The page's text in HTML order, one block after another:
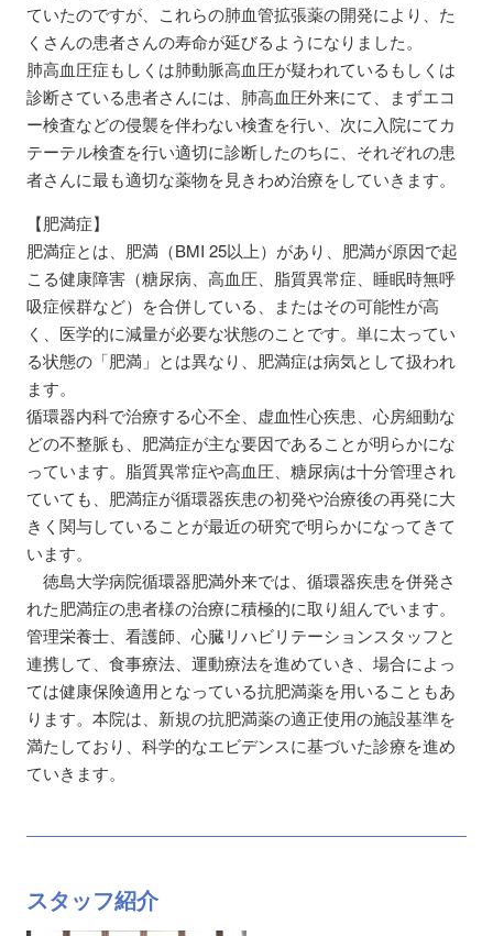
ていたのですが、これらの肺血管拡張薬の開発により、た
くさんの患者さんの寿命が延びるようになりました。
肺高血圧症もしくは肺動脈高血圧が疑われているもしくは
診断さている患者さんには、肺高血圧外来にて、まずエコ
ー検査などの侵襲を伴わない検査を行い、次に入院にてカ
テーテル検査を行い適切に診断したのちに、それぞれの患
者さんに最も適切な薬物を見きわめ治療をしていきます。
【肥満症】
肥満症とは、肥満（BMI 25以上）があり、肥満が原因で起
こる健康障害（糖尿病、高血圧、脂質異常症、睡眠時無呼
吸症候群など）を合併している、またはその可能性が高
く、医学的に減量が必要な状態のことです。単に太ってい
る状態の「肥満」とは異なり、肥満症は病気として扱われ
ます。
循環器内科で治療する心不全、虚血性心疾患、心房細動な
どの不整脈も、肥満症が主な要因であることが明らかにな
っています。脂質異常症や高血圧、糖尿病は十分管理され
ていても、肥満症が循環器疾患の初発や治療後の再発に大
きく関与していることが最近の研究で明らかになってきて
います。
徳島大学病院循環器肥満外来では、循環器疾患を併発さ
れた肥満症の患者様の治療に積極的に取り組んでいます。
管理栄養士、看護師、心臓リハビリテーションスタッフと
連携して、食事療法、運動療法を進めていき、場合によっ
ては健康保険適用となっている抗肥満薬を用いることもあ
ります。本院は、新規の抗肥満薬の適正使用の施設基準を
満たしており、科学的なエビデンスに基づいた診療を進め
ていきます。
スタッフ紹介